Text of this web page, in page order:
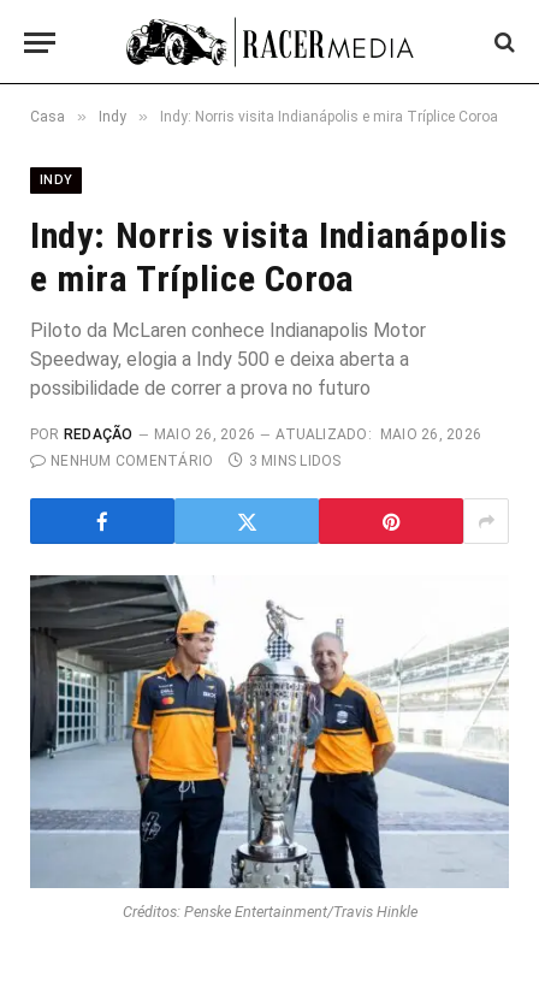
Casa » Indy » Indy: Norris visita Indianápolis e mira Tríplice Coroa
INDY
Indy: Norris visita Indianápolis
e mira Tríplice Coroa
Piloto da McLaren conhece Indianapolis Motor
Speedway, elogia a Indy 500 e deixa aberta a
possibilidade de correr a prova no futuro
POR REDAÇÃO MAIO 26, 2026 ATUALIZADO:
MAIO 26, 2026
NENHUM COMENTÁRIO
3 MINS LIDOS
Créditos: Penske Entertainment/Travis Hinkle